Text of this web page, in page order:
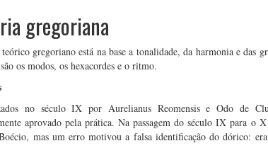
gregoriana
gregoriano está na base a tonalidade, da harmonia e das
os modos, os hexacordes e o ritmo.
no século IX por Aurelianus Reomensis e Odo de
aprovado pela prática. Na passagem do século IX para o
mas um erro motivou a falsa identificação do dórico: